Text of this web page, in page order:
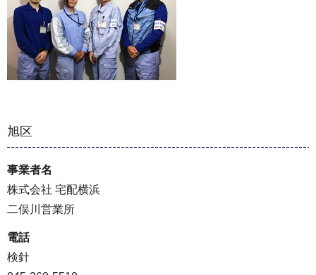
旭区
事業者名
株式会社 宅配横浜
二俣川営業所
電話
検針